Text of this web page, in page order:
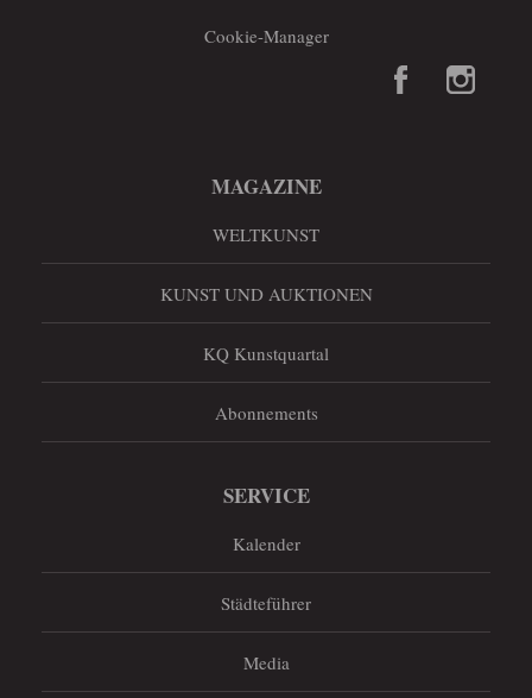
Cookie-Manager
MAGAZINE
WELTKUNST
KUNST UND AUKTIONEN
KQ Kunstquartal
Abonnements
SERVICE
Kalender
Städteführer
Media